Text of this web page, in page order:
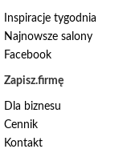
Inspiracje tygodnia
Najnowsze salony
Facebook
Zapisz.firmę
Dla biznesu
Cennik
Kontakt